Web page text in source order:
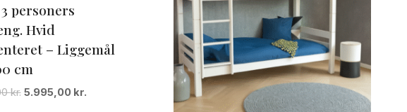
personers
Hvid
– Liggemål
cm
kr. Den
5.995,00 kr.Den